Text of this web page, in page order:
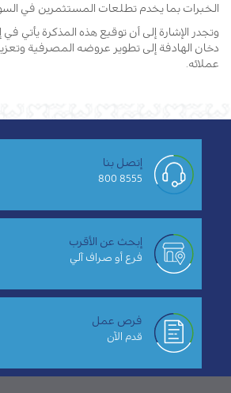
الخبرات بما يخدم تطلعات المستثمرين في
وتجدر الإشارة إلى أن توقيع هذه المذكرة يأتي في
دخان الهادفة إلى تطوير عروضه المصرفية
عملائه.
إتصل بنا
8555 800
إبحث عن الأقرب
فرع أو صراف آلي
فرص عمل
قدم الآن